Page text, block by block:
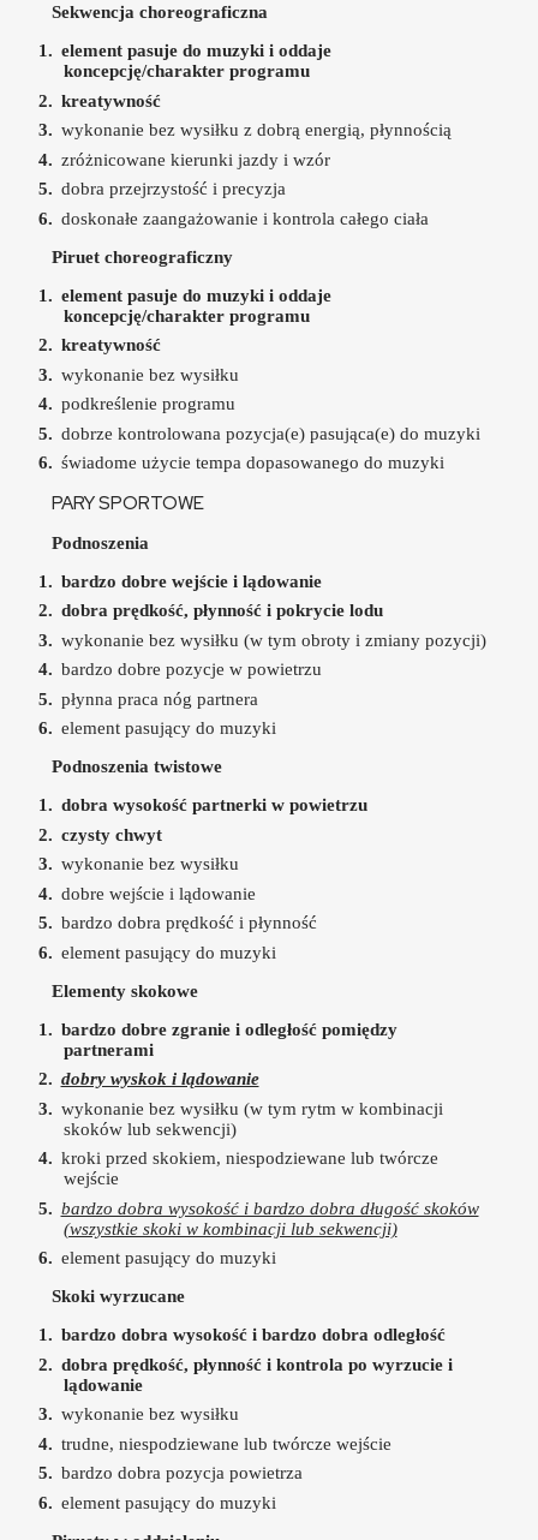
Sekwencja choreograficzna
element pasuje do muzyki i oddaje
koncepcję/charakter programu
kreatywność
wykonanie bez wysiłku z dobrą energią, płynnością
zróżnicowane kierunki jazdy i wzór
dobra przejrzystość i precyzja
doskonałe zaangażowanie i kontrola całego ciała
Piruet choreograficzny
element pasuje do muzyki i oddaje
koncepcję/charakter programu
kreatywność
wykonanie bez wysiłku
podkreślenie programu
dobrze kontrolowana pozycja(e) pasująca(e) do muzyki
świadome użycie tempa dopasowanego do muzyki
PARY SPORTOWE
Podnoszenia
bardzo dobre wejście i lądowanie
dobra prędkość, płynność i pokrycie lodu
wykonanie bez wysiłku (w tym obroty i zmiany pozycji)
bardzo dobre pozycje w powietrzu
płynna praca nóg partnera
element pasujący do muzyki
Podnoszenia twistowe
dobra wysokość partnerki w powietrzu
czysty chwyt
wykonanie bez wysiłku
dobre wejście i lądowanie
bardzo dobra prędkość i płynność
element pasujący do muzyki
Elementy skokowe
bardzo dobre zgranie i odległość pomiędzy
partnerami
dobry wyskok i lądowanie
wykonanie bez wysiłku (w tym rytm w kombinacji
skoków lub sekwencji)
kroki przed skokiem, niespodziewane lub twórcze
wejście
bardzo dobra wysokość i bardzo dobra długość skoków
(wszystkie skoki w kombinacji lub sekwencji)
element pasujący do muzyki
Skoki wyrzucane
bardzo dobra wysokość i bardzo dobra odległość
dobra prędkość, płynność i kontrola po wyrzucie i
lądowanie
wykonanie bez wysiłku
trudne, niespodziewane lub twórcze wejście
bardzo dobra pozycja powietrza
element pasujący do muzyki